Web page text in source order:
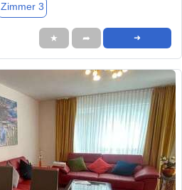
Zimmer 3
★ ➦ ➜